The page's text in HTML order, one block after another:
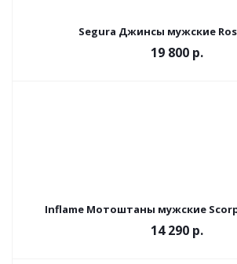
Segura Джинсы мужские
19 800 р.
Inflame Мотоштаны мужские
14 290 р.